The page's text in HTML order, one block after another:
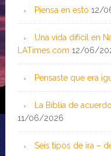
Piensa en esto 12/
Una vida difícil en
LATimes.com 12/06/
Pensaste que era
La Biblia de
11/06/2026
Seis tipos de ira –